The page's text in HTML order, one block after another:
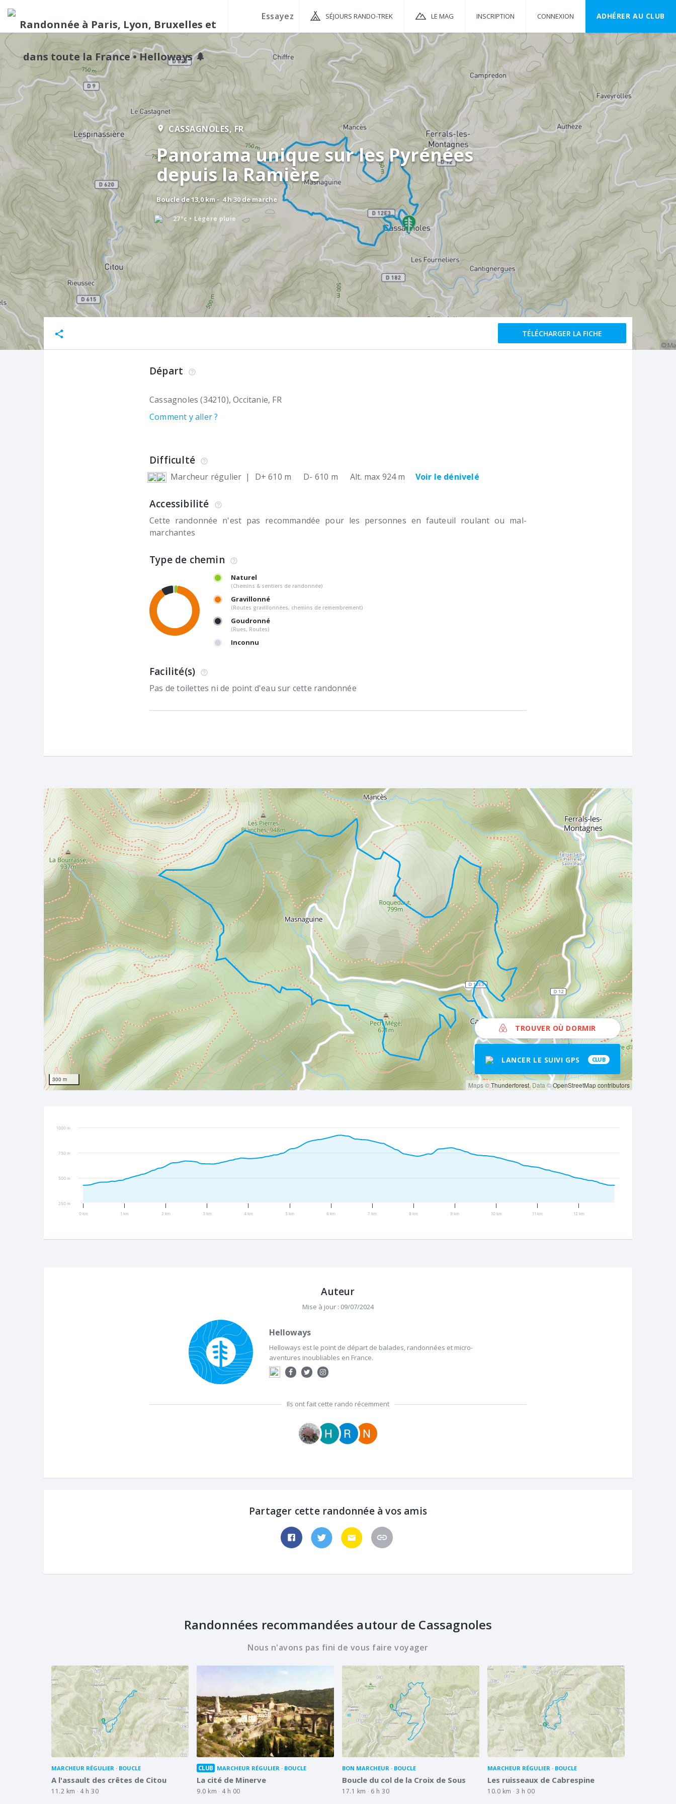
SÉJOURS RANDO-TREK LE MAG INSCRIPTION CONNEXION ADHÉRER AU CLUB
CASSAGNOLES,FR
Panorama unique sur les Pyrénées
depuis la Ramière
Boucle de 13,0 km - 4 h 30 de marche
27°c Légère pluie
TÉLÉCHARGER LA FICHE
Départ
Cassagnoles (34210) Occitanie FR
Comment y aller ?
Difficulté
Marcheur régulier | D+ 610 m D- 610 m Alt. max 924 m Voir le dénivelé
Accessibilité
Cette randonnée n'est pas recommandée pour les personnes en fauteuil roulant ou mal-
marchantes
Type de chemin
Naturel
(Chemins & sentiers de randonnée)
Gravillonné
(Routes gravillonnées, chemins de remembrement)
Goudronné
(Rues, Routes)
Inconnu
Facilité(s)
Pas de toilettes ni de point d'eau sur cette randonnée
300 m
Maps ©Thunderforest, Data ©OpenStreetMap contributors
TROUVER OÙ DORMIR
LANCER LE SUIVI GPS CLUB
0 km 1 km 2 km 3 km 4 km 5 km 6 km 7 km 8 km 9 km 10 km 11 km 12 km
250 m
500 m
750 m
1000 m
Auteur
Mise à jour : 09/07/2024
Helloways
Helloways est le point de départ de balades, randonnées et micro-
aventures inoubliables en France.
Ils ont fait cette rando récemment
Partager cette randonnée à vos amis
Randonnées recommandées autour de Cassagnoles
Nous n'avons pas fini de vous faire voyager
MARCHEUR RÉGULIER BOUCLE
A l'assault des crêtes de Citou
11.2 km 4 h 30
CLUB MARCHEUR RÉGULIER BOUCLE
La cité de Minerve
9.0 km 4 h 00
BON MARCHEUR BOUCLE
Boucle du col de la Croix de Sous
17.1 km 6 h 30
MARCHEUR RÉGULIER BOUCLE
Les ruisseaux de Cabrespine
10.0 km 3 h 00